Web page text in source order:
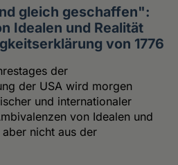
gleich geschaffen":
Idealen und Realität
von 1776
der
der USA wird morgen
und internationaler
von Idealen und
nicht aus der